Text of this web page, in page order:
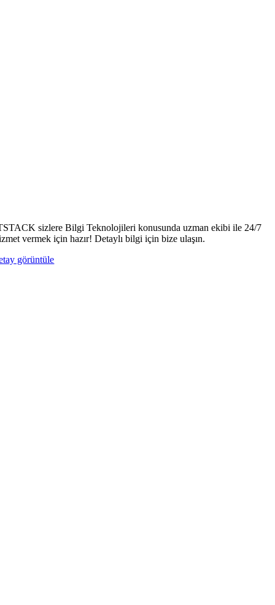
sizlere Bilgi Teknolojileri konusunda uzman ekibi ile 24/7
vermek için hazır! Detaylı bilgi için bize ulaşın.
görüntüle